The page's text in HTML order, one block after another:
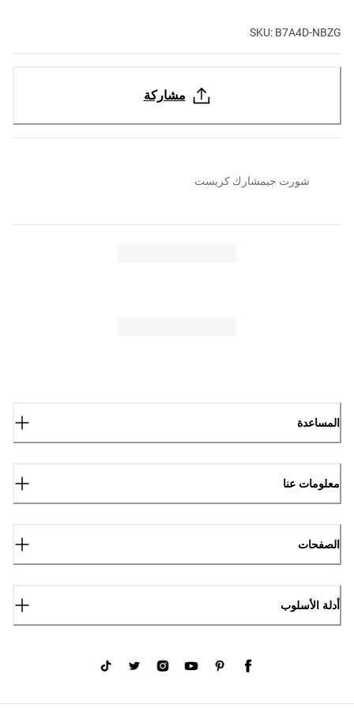
SKU: B7A4D-NBZG
مشاركة
شورت جيمشارك كريست
المساعدة
معلومات عنا
الصفحات
أدلة الأسلوب